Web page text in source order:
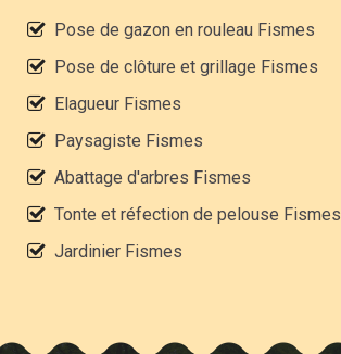
Pose de gazon en rouleau Fismes
Pose de clôture et grillage Fismes
Elagueur Fismes
Paysagiste Fismes
Abattage d'arbres Fismes
Tonte et réfection de pelouse Fismes
Jardinier Fismes